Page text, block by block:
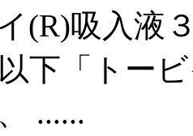
(R)吸入液
下「トー
......